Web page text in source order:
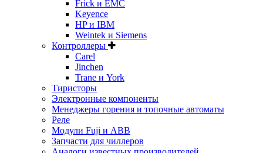
Frick и EMC
Keyence
HP и IBM
Weintek и Siemens
Контроллеры
Carel
Jinchen
Trane и York
Тиристоры
Электронные компоненты
Менеджеры горения и топочные автоматы
Реле
Модули Fuji и ABB
Запчасти для чиллеров